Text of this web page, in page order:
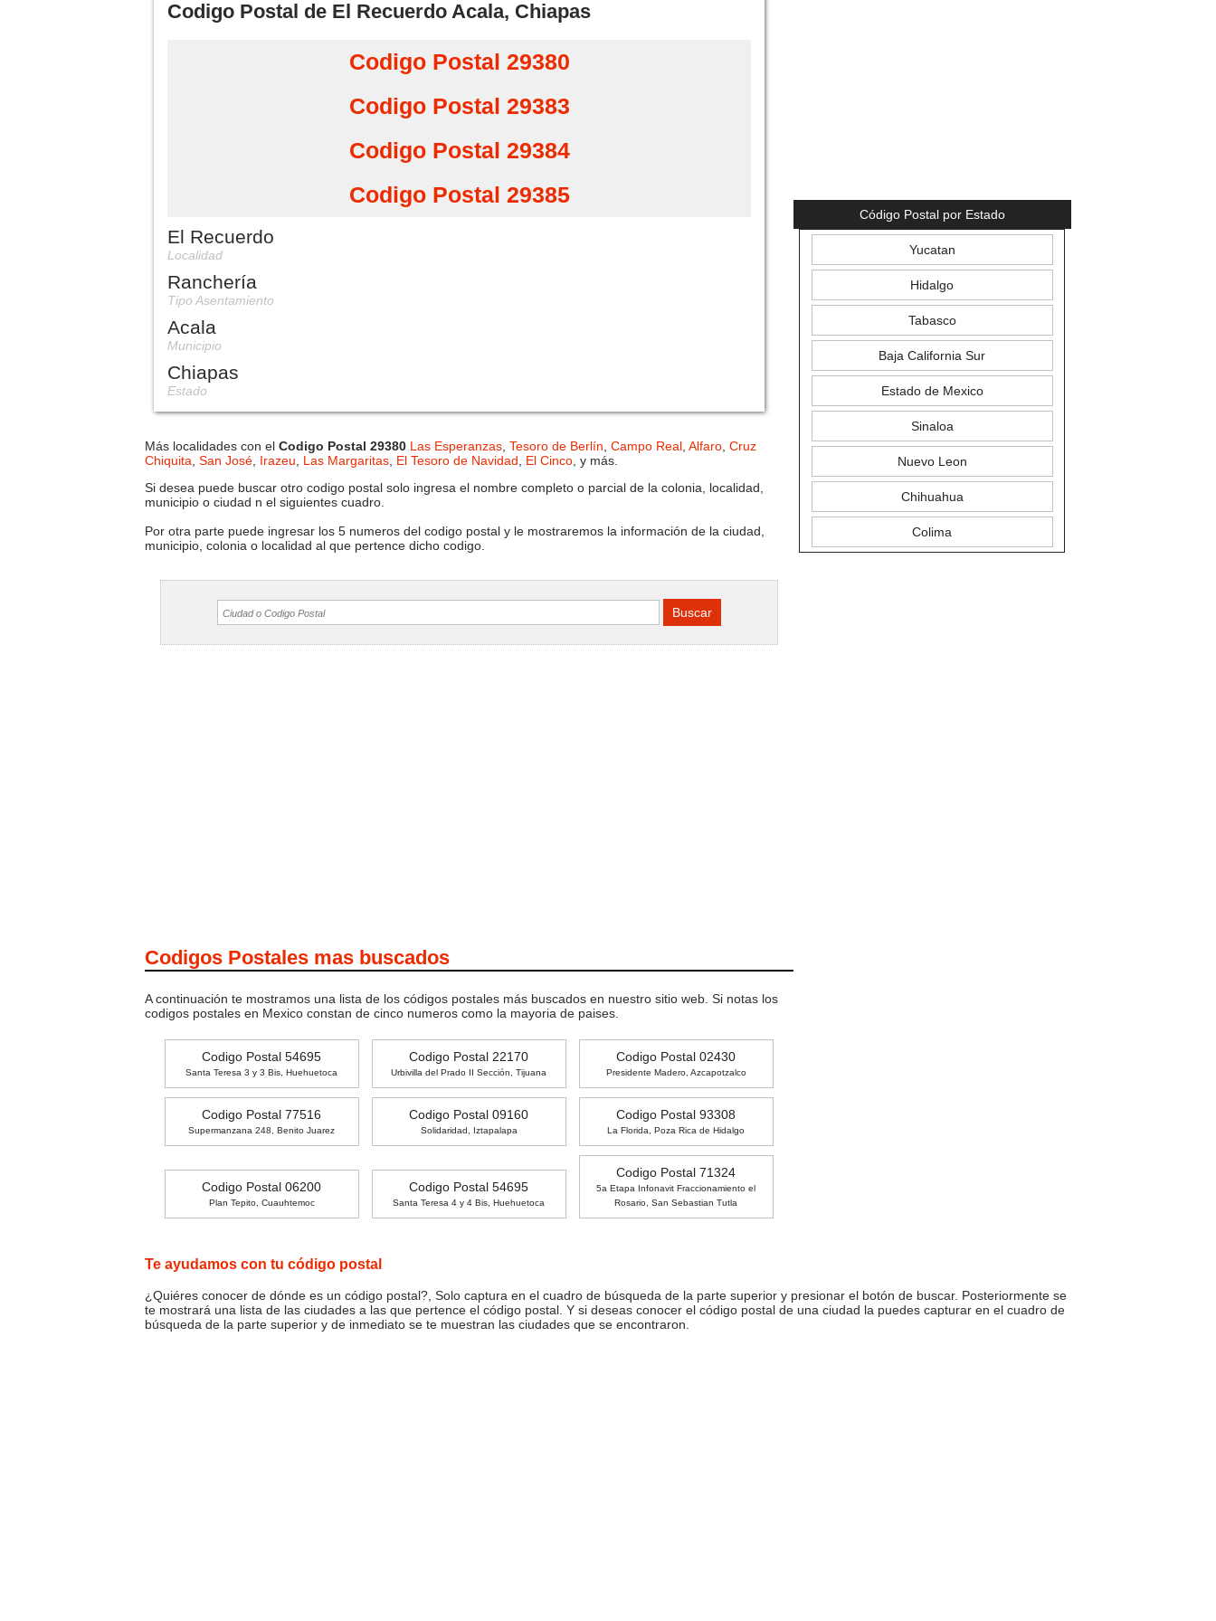
Codigo Postal de El Recuerdo Acala, Chiapas
Codigo Postal 29380
Codigo Postal 29383
Codigo Postal 29384
Codigo Postal 29385
El Recuerdo
Localidad
Ranchería
Tipo Asentamiento
Acala
Municipio
Chiapas
Estado
Más localidades con el Codigo Postal 29380 Las Esperanzas Tesoro de Berlín Campo Real Alfaro Cruz
Chiquita San José Irazeu Las Margaritas El Tesoro de Navidad El Cinco , y más.
Si desea puede buscar otro codigo postal solo ingresa el nombre completo o parcial de la colonia, localidad,
municipio o ciudad n el siguientes cuadro.
Por otra parte puede ingresar los 5 numeros del codigo postal y le mostraremos la información de la ciudad,
municipio, colonia o localidad al que pertence dicho codigo.
Codigos Postales mas buscados
A continuación te mostramos una lista de los códigos postales más buscados en nuestro sitio web. Si notas los
codigos postales en Mexico constan de cinco numeros como la mayoria de paises.
Codigo Postal 54695
Santa Teresa 3 y 3 Bis, Huehuetoca
Codigo Postal 22170
Urbivilla del Prado II Sección, Tijuana
Codigo Postal 02430
Presidente Madero, Azcapotzalco
Codigo Postal 77516
Supermanzana 248, Benito Juarez
Codigo Postal 09160
Solidaridad, Iztapalapa
Codigo Postal 93308
La Florida, Poza Rica de Hidalgo
Codigo Postal 06200
Plan Tepito, Cuauhtemoc
Codigo Postal 54695
Santa Teresa 4 y 4 Bis, Huehuetoca
Codigo Postal 71324
5a Etapa Infonavit Fraccionamiento el
Rosario, San Sebastian Tutla
Código Postal por Estado
Yucatan
Hidalgo
Tabasco
Baja California Sur
Estado de Mexico
Sinaloa
Nuevo Leon
Chihuahua
Colima
Te ayudamos con tu código postal
¿Quiéres conocer de dónde es un código postal?, Solo captura en el cuadro de búsqueda de la parte superior y presionar el botón de buscar. Posteriormente se
te mostrará una lista de las ciudades a las que pertence el código postal. Y si deseas conocer el código postal de una ciudad la puedes capturar en el cuadro de
búsqueda de la parte superior y de inmediato se te muestran las ciudades que se encontraron.